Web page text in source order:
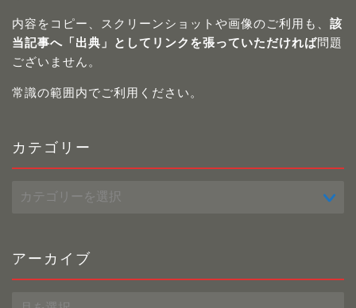
内容をコピー、スクリーンショットや画像のご利用も、 該
当記事へ「出典」としてリンクを張っていただければ問題
ございません。
常識の範囲内でご利用ください。
カテゴリー
テ
ー
アーカイブ